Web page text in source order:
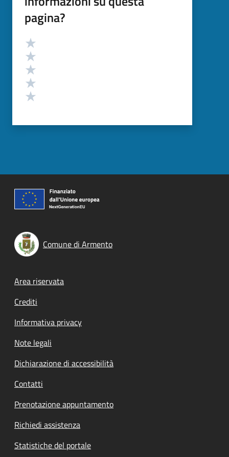
pagina?
Valutazione
Comune di Armento
Footer menu
Area riservata
Crediti
Informativa privacy
Note legali
Dichiarazione di accessibilità
Contatti
Prenotazione appuntamento
Richiedi assistenza
Statistiche del portale